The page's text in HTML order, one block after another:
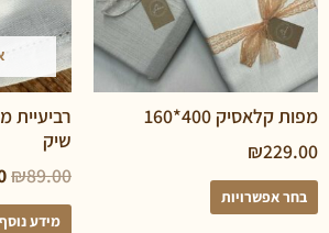
400*160
₪
אזל מן
רביעיית
₪
₪71.00
מידע נוסף